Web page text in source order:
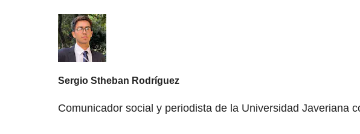
Sergio Stheban Rodríguez
Comunicador social y periodista de la Universidad Javeriana